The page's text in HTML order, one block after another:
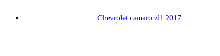
Chevrolet camaro zl1 2017